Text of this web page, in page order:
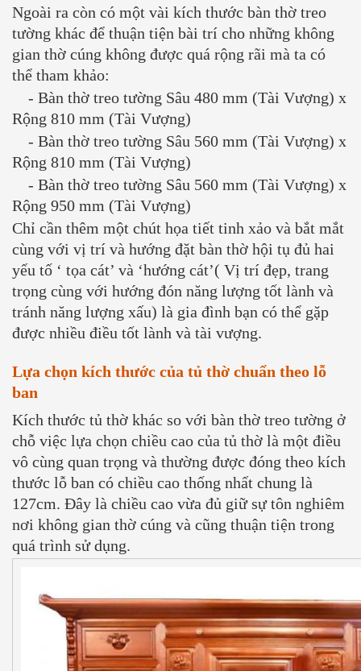
Ngoài ra còn có một vài kích thước bàn thờ treo
tường khác để thuận tiện bài trí cho những không
gian thờ cúng không được quá rộng rãi mà ta có
thể tham khảo:
- Bàn thờ treo tường Sâu 480 mm (Tài Vượng) x
Rộng 810 mm (Tài Vượng)
- Bàn thờ treo tường Sâu 560 mm (Tài Vượng) x
Rộng 810 mm (Tài Vượng)
- Bàn thờ treo tường Sâu 560 mm (Tài Vượng) x
Rộng 950 mm (Tài Vượng)
Chỉ cần thêm một chút họa tiết tinh xảo và bắt mắt
cùng với vị trí và hướng đặt bàn thờ hội tụ đủ hai
yếu tố ‘ tọa cát’ và ‘hướng cát’( Vị trí đẹp, trang
trọng cùng với hướng đón năng lượng tốt lành và
tránh năng lượng xấu) là gia đình bạn có thể gặp
được nhiều điều tốt lành và tài vượng.
Lựa chọn kích thước của tủ thờ chuẩn theo lỗ
ban
Kích thước tủ thờ khác so với bàn thờ treo tường ở
chỗ việc lựa chọn chiều cao của tủ thờ là một điều
vô cùng quan trọng và thường được đóng theo kích
thước lỗ ban có chiều cao thống nhất chung là
127cm. Đây là chiều cao vừa đủ giữ sự tôn nghiêm
nơi không gian thờ cúng và cũng thuận tiện trong
quá trình sử dụng.